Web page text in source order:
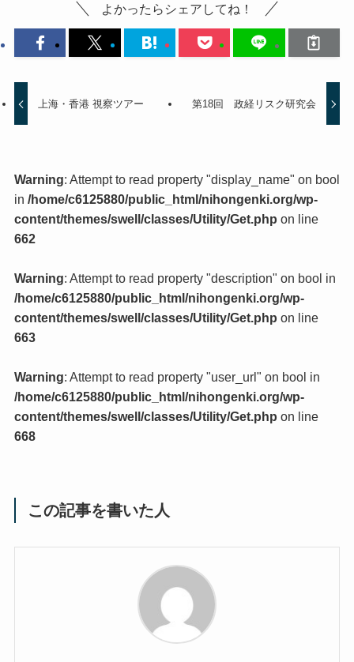
よかったらシェアしてね！
上海・香港 視察ツアー 第18回 政経リスク研究会
Warning: Attempt to read property "display_name" on bool
in /home/c6125880/public_html/nihongenki.org/wp-
content/themes/swell/classes/Utility/Get.php on line
662
Warning: Attempt to read property "description" on bool in
/home/c6125880/public_html/nihongenki.org/wp-
content/themes/swell/classes/Utility/Get.php on line
663
Warning: Attempt to read property "user_url" on bool in
/home/c6125880/public_html/nihongenki.org/wp-
content/themes/swell/classes/Utility/Get.php on line
668
この記事を書いた人